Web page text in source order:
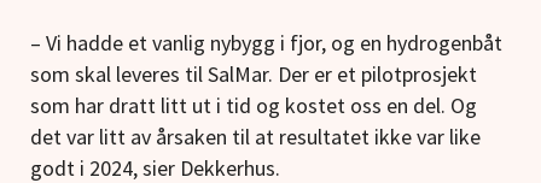
– Vi hadde et vanlig nybygg i fjor, og en hydrogenbåt
som skal leveres til SalMar. Der er et pilotprosjekt
som har dratt litt ut i tid og kostet oss en del. Og
det var litt av årsaken til at resultatet ikke var like
godt i 2024, sier Dekkerhus.